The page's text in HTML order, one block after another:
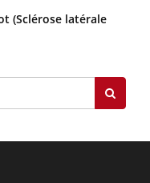
(Sclérose latérale